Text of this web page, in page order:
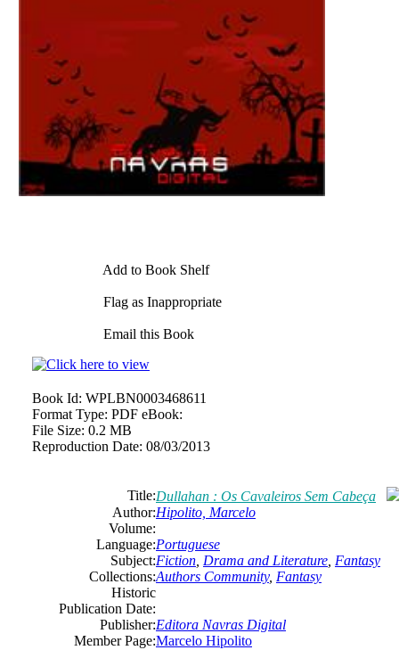
Add to Book Shelf
Flag as Inappropriate
Email this Book
Book Id: WPLBN0003468611
Format Type: PDF eBook:
File Size: 0.2 MB
Reproduction Date: 08/03/2013
Title:Dullahan : Os Cavaleiros Sem Cabeça
Author:Hipolito, Marcelo
Volume:
Language:Portuguese
Subject:Fiction Drama and Literature Fantasy
Collections:Authors Community, Fantasy
Historic
Publication Date:
Publisher:Editora Navras Digital
Member Page:Marcelo Hipolito